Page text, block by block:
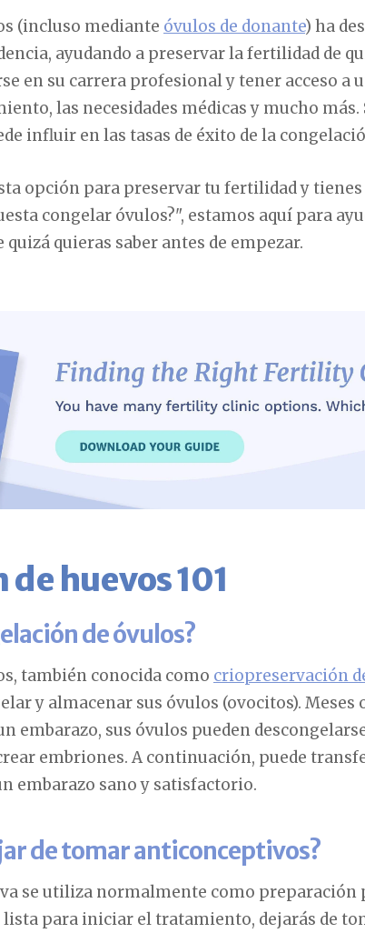
(incluso mediante óvulos de donante) ha
ayudando a preservar la fertilidad de
en su carrera profesional y tener acceso a
las necesidades médicas y mucho
influir en las tasas de éxito de la
opción para preservar tu fertilidad y
congelar óvulos?", estamos aquí para
quizá quieras saber antes de empezar.
huevos 101
de óvulos?
también conocida como criopreservación
y almacenar sus óvulos (ovocitos). Meses
embarazo, sus óvulos pueden
embriones. A continuación, puede
embarazo sano y satisfactorio.
de tomar anticonceptivos?
se utiliza normalmente como preparación
lista para iniciar el tratamiento, dejarás de